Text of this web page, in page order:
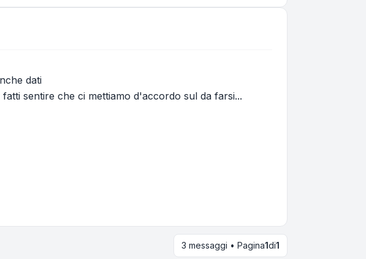
dati
sentire che ci mettiamo d'accordo sul da farsi...
3 messaggi • Pagina1di1